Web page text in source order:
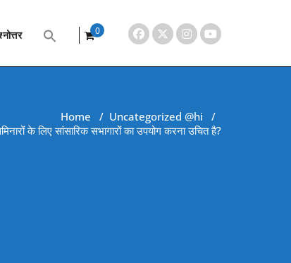
0
Home / Uncategorized @hi /
के लिए सांसारिक सभागारों का उपयोग करना उचित है?